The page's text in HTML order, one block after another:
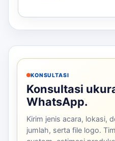
KONSULTASI
Konsultasi
WhatsApp.
Kirim jenis acara, lokasi,
jumlah, serta file logo.